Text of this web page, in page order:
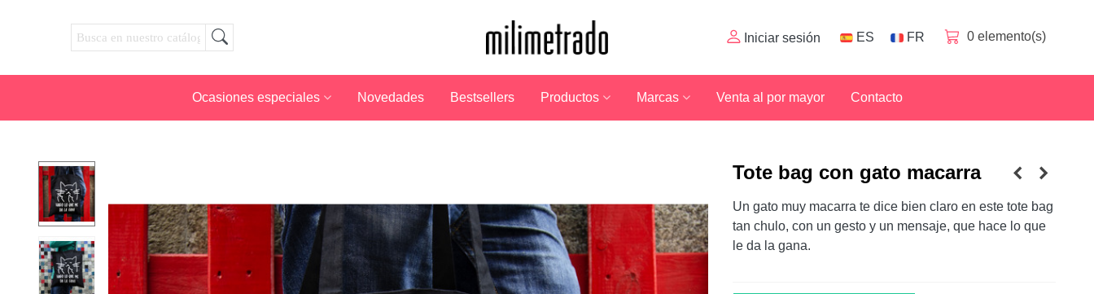
Iniciar sesión ES FR 0 elemento(s)
Ocasiones especiales Novedades Bestsellers Productos Marcas Venta al por mayor Contacto
Tote bag con gato macarra
Un gato muy macarra te dice bien claro en este tote bag
tan chulo, con un gesto y un mensaje, que hace lo que
le da la gana.